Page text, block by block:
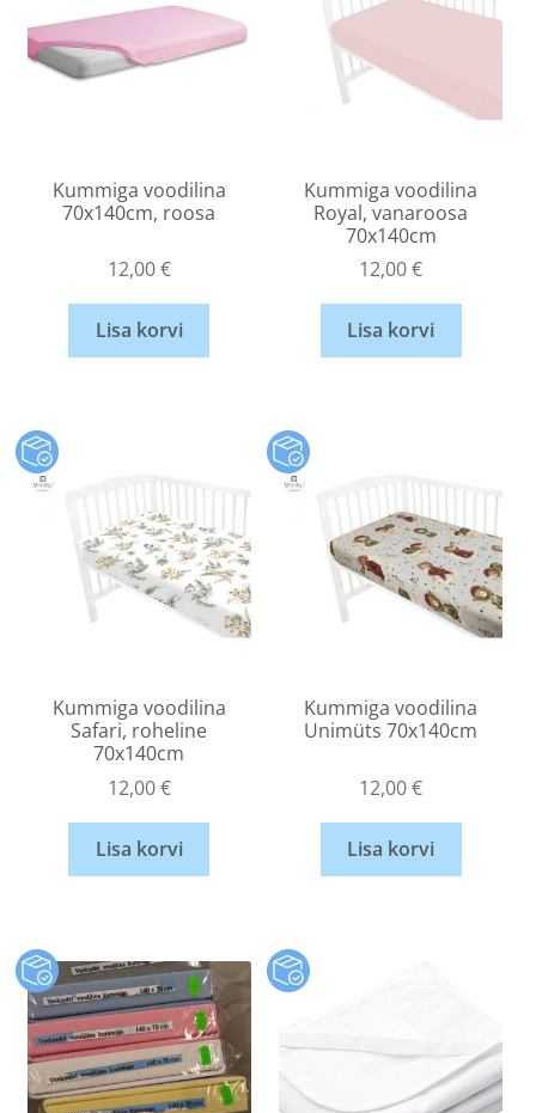
Kummiga voodilina
70x140cm, roosa
12,00€
Lisa korvi
Kummiga voodilina
Royal, vanaroosa
70x140cm
12,00€
Lisa korvi
Kummiga voodilina
Safari, roheline
70x140cm
12,00€
Lisa korvi
Kummiga voodilina
Unimüts 70x140cm
12,00€
Lisa korvi